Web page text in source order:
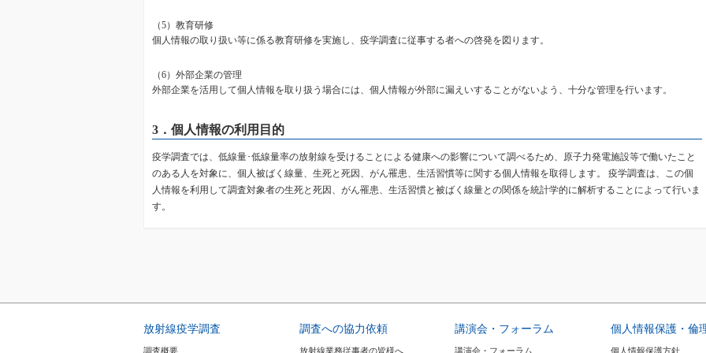
（5）教育研修
個人情報の取り扱い等に係る教育研修を実施し、疫学調査に従事する者への啓発を図ります。
（6）外部企業の管理
外部企業を活用して個人情報を取り扱う場合には、個人情報が外部に漏えいすることがないよう、十分な管理を行います。
3．個人情報の利用目的
疫学調査では、低線量･低線量率の放射線を受けることによる健康への影響について調べるため、原子力発電施設等で働いたこと
のある人を対象に、個人被ばく線量、生死と死因、がん罹患、生活習慣等に関する個人情報を取得します。 疫学調査は、この個
人情報を利用して調査対象者の生死と死因、がん罹患、生活習慣と被ばく線量との関係を統計学的に解析することによって行いま
す。
放射線疫学調査
調査概要
調査への協力依頼
放射線業務従事者の皆様へ
講演会・フォーラム
講演会・フォーラム
個人情報保護・倫
個人情報保護方針